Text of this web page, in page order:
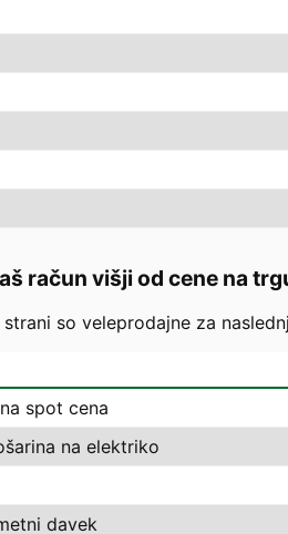
račun višji od cene na
strani so veleprodajne za
spot cena
na elektriko
davek